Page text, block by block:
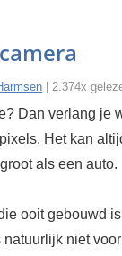
| 2.374x
Dan verlang je
Het kan
als een auto.
ooit gebouwd
niet